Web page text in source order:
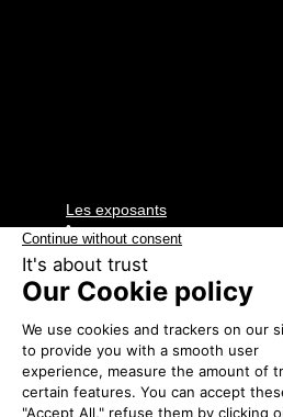
Les exposants
•
MILHE ET
AVONS